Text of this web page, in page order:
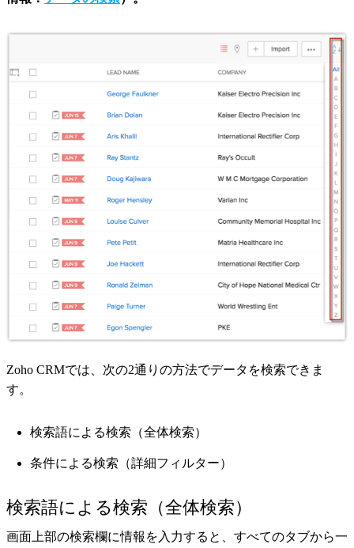
Zoho CRMでは、次の2通りの方法でデータを検索できま
す。
検索語による検索（全体検索）
条件による検索（詳細フィルター）
検索語による検索（全体検索）
画面上部の検索欄に情報を入力すると、すべてのタブから一